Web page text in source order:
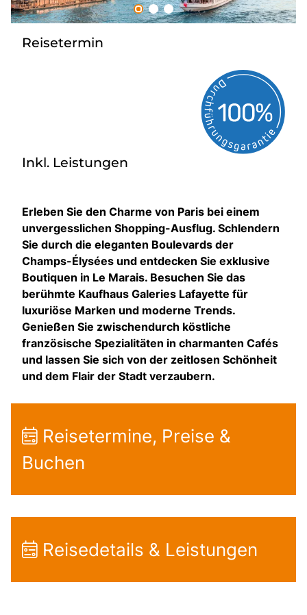
Reisetermin
Inkl. Leistungen
Erleben Sie den Charme von Paris bei einem
unvergesslichen Shopping-Ausflug. Schlendern
Sie durch die eleganten Boulevards der
Champs-Élysées und entdecken Sie exklusive
Boutiquen in Le Marais. Besuchen Sie das
berühmte Kaufhaus Galeries Lafayette für
luxuriöse Marken und moderne Trends.
Genießen Sie zwischendurch köstliche
französische Spezialitäten in charmanten Cafés
und lassen Sie sich von der zeitlosen Schönheit
und dem Flair der Stadt verzaubern.
Reisetermine, Preise &
Buchen
Reisedetails & Leistungen